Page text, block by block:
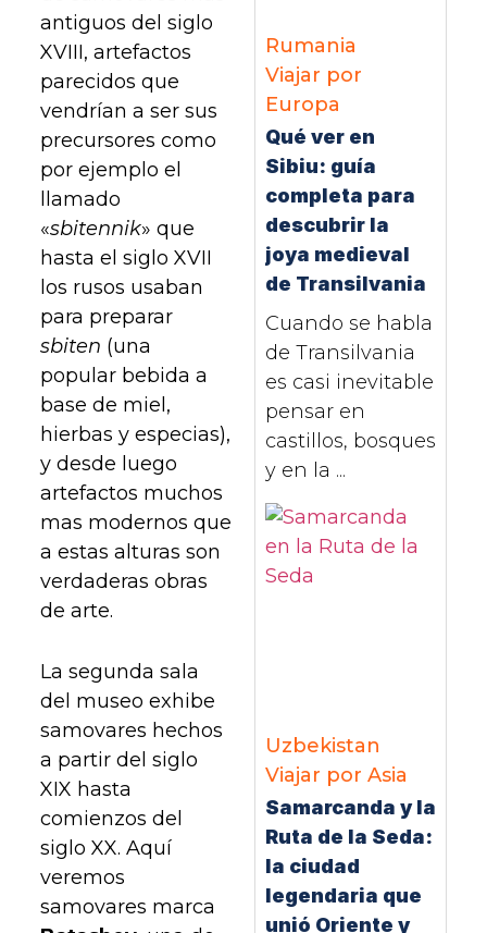
antiguos del siglo
XVIII, artefactos
parecidos que
vendrían a ser sus
precursores como
por ejemplo el
llamado
«sbitennik» que
hasta el siglo XVII
los rusos usaban
para preparar
sbiten (una
popular bebida a
base de miel,
hierbas y especias),
y desde luego
artefactos muchos
mas modernos que
a estas alturas son
verdaderas obras
de arte.
La segunda sala
del museo exhibe
samovares hechos
a partir del siglo
XIX hasta
comienzos del
siglo XX. Aquí
veremos
samovares marca
Rumania
Viajar por
Europa
Qué ver en
Sibiu: guía
completa para
descubrir la
joya medieval
de Transilvania
Cuando se habla
de Transilvania
es casi inevitable
pensar en
castillos, bosques
y en la ...
Uzbekistan
Viajar por Asia
Samarcanda y la
Ruta de la Seda:
la ciudad
legendaria que
unió Oriente y